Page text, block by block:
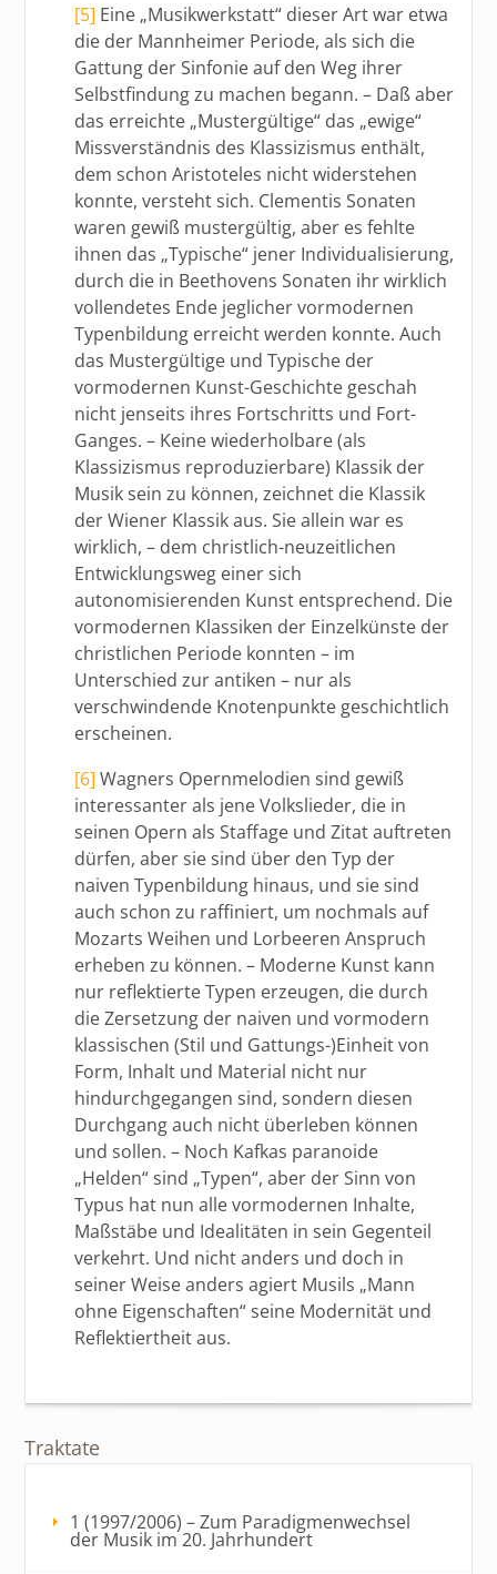
[5] Eine „Musikwerkstatt“ dieser Art war etwa
die der Mannheimer Periode, als sich die
Gattung der Sinfonie auf den Weg ihrer
Selbstfindung zu machen begann. – Daß aber
das erreichte „Mustergültige“ das „ewige“
Missverständnis des Klassizismus enthält,
dem schon Aristoteles nicht widerstehen
konnte, versteht sich. Clementis Sonaten
waren gewiß mustergültig, aber es fehlte
ihnen das „Typische“ jener Individualisierung,
durch die in Beethovens Sonaten ihr wirklich
vollendetes Ende jeglicher vormodernen
Typenbildung erreicht werden konnte. Auch
das Mustergültige und Typische der
vormodernen Kunst-Geschichte geschah
nicht jenseits ihres Fortschritts und Fort-
Ganges. – Keine wiederholbare (als
Klassizismus reproduzierbare) Klassik der
Musik sein zu können, zeichnet die Klassik
der Wiener Klassik aus. Sie allein war es
wirklich, – dem christlich-neuzeitlichen
Entwicklungsweg einer sich
autonomisierenden Kunst entsprechend. Die
vormodernen Klassiken der Einzelkünste der
christlichen Periode konnten – im
Unterschied zur antiken – nur als
verschwindende Knotenpunkte geschichtlich
erscheinen.
[6] Wagners Opernmelodien sind gewiß
interessanter als jene Volkslieder, die in
seinen Opern als Staffage und Zitat auftreten
dürfen, aber sie sind über den Typ der
naiven Typenbildung hinaus, und sie sind
auch schon zu raffiniert, um nochmals auf
Mozarts Weihen und Lorbeeren Anspruch
erheben zu können. – Moderne Kunst kann
nur reflektierte Typen erzeugen, die durch
die Zersetzung der naiven und vormodern
klassischen (Stil und Gattungs-)Einheit von
Form, Inhalt und Material nicht nur
hindurchgegangen sind, sondern diesen
Durchgang auch nicht überleben können
und sollen. – Noch Kafkas paranoide
„Helden“ sind „Typen“, aber der Sinn von
Typus hat nun alle vormodernen Inhalte,
Maßstäbe und Idealitäten in sein Gegenteil
verkehrt. Und nicht anders und doch in
seiner Weise anders agiert Musils „Mann
ohne Eigenschaften“ seine Modernität und
Reflektiertheit aus.
Traktate
1 (1997/2006) – Zum Paradigmenwechsel
der Musik im 20. Jahrhundert